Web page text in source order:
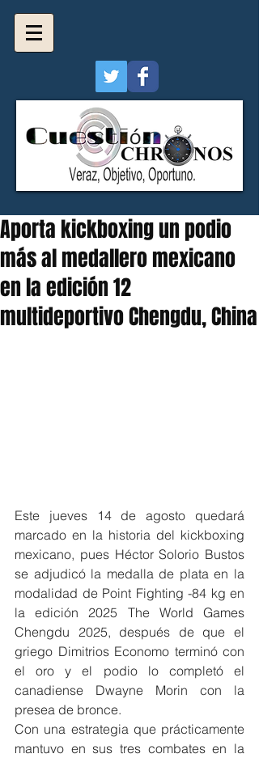
Aporta kickboxing un podio
más al medallero mexicano
en la edición 12
multideportivo Chengdu, China
Este jueves 14 de agosto quedará
marcado en la historia del kickboxing
mexicano, pues Héctor Solorio Bustos
se adjudicó la medalla de plata en la
modalidad de Point Fighting -84 kg en
la edición 2025 The World Games
Chengdu 2025, después de que el
griego Dimitrios Economo terminó con
el oro y el podio lo completó el
canadiense Dwayne Morin con la
presea de bronce.
Con una estrategia que prácticamente
mantuvo en sus tres combates en la